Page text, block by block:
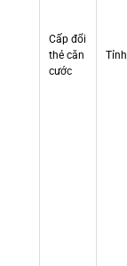
Cấp đổi
thẻ căn
cước
Tỉnh